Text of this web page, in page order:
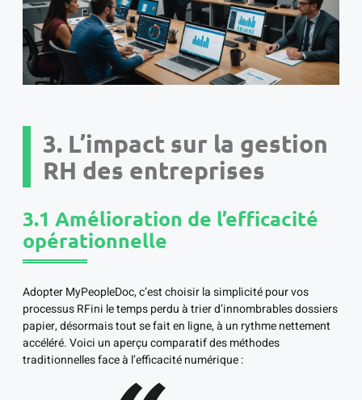
3. L’impact sur la gestion
RH des entreprises
3.1 Amélioration de l’efficacité
opérationnelle
Adopter MyPeopleDoc, c’est choisir la simplicité pour vos
processus RFini le temps perdu à trier d’innombrables dossiers
papier, désormais tout se fait en ligne, à un rythme nettement
accéléré. Voici un aperçu comparatif des méthodes
traditionnelles face à l’efficacité numérique :